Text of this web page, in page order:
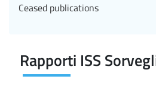
Rapporti ISS
Ceased publications